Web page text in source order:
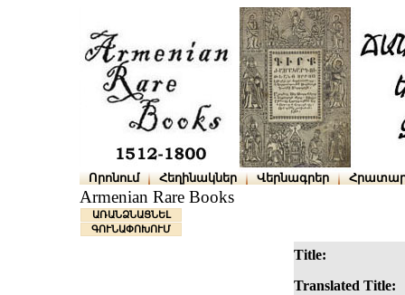
Որոնում Հեղինակներ Վերնագրեր
Armenian Rare Books
ԱՌԱՆՁՆԱՑՆԵԼ
ԳՈՒՆԱՓՈԽՈՒՄ
Title:
Translated Title: